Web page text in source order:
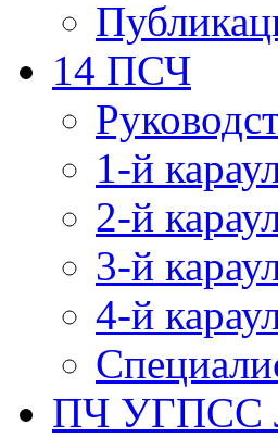
14 ПСЧ
1-й
2-й
3-й
4-й
ПЧ УГПСС